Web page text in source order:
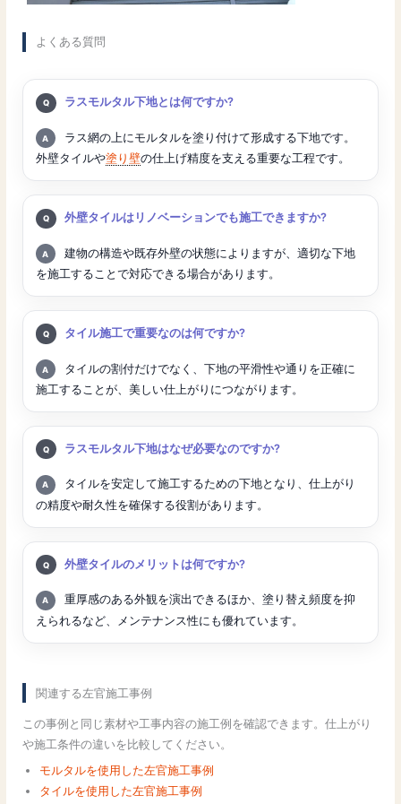
よくある質問
質問:
ラスモルタル下地とは何ですか?
回答:
ラス網の上にモルタルを塗り付けて形成する下地です。
外壁タイルや塗り壁の仕上げ精度を支える重要な工程です。
質問:
外壁タイルはリノベーションでも施工できますか?
回答:
建物の構造や既存外壁の状態によりますが、適切な下地
を施工することで対応できる場合があります。
質問:
タイル施工で重要なのは何ですか?
回答:
タイルの割付だけでなく、下地の平滑性や通りを正確に
施工することが、美しい仕上がりにつながります。
質問:
ラスモルタル下地はなぜ必要なのですか?
回答:
タイルを安定して施工するための下地となり、仕上がり
の精度や耐久性を確保する役割があります。
質問:
外壁タイルのメリットは何ですか?
回答:
重厚感のある外観を演出できるほか、塗り替え頻度を抑
えられるなど、メンテナンス性にも優れています。
関連する左官施工事例
この事例と同じ素材や工事内容の施工例を確認できます。仕上がり
や施工条件の違いを比較してください。
モルタルを使用した左官施工事例
タイルを使用した左官施工事例